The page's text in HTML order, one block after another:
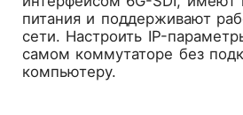
питания и поддерживают
сети. Настроить IP-
самом коммутаторе без
компьютеру.